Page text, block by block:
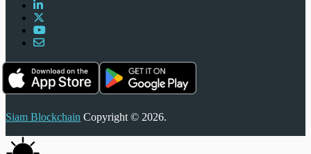
Siam Blockchain Copyright © 2026.